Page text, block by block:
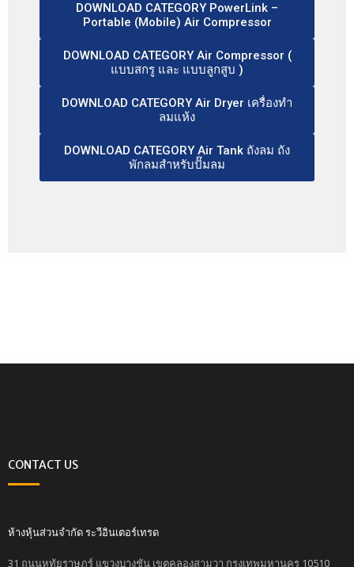
DOWNLOAD CATEGORY PowerLink –
Portable (Mobile) Air Compressor
DOWNLOAD CATEGORY Air Compressor (
แบบสกรู และ แบบลูกสูบ )
DOWNLOAD CATEGORY Air Dryer เครื่องทำ
ลมแห้ง
DOWNLOAD CATEGORY Air Tank ถังลม ถัง
พักลมสำหรับปั๊มลม
CONTACT US
ห้างหุ้นส่วนจำกัด ระวีอินเตอร์เทรด
31 ถนนหทัยราษฏร์ แขวงบางชัน เขตคลองสามวา กรุงเทพมหานคร 10510